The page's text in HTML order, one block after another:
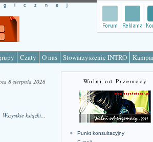
Czaty O nas Stowarzyszenie INTRO
8 sierpnia 2026
Wszystkie książki...
Wolni od Przemocy
Punkt konsultacyjny